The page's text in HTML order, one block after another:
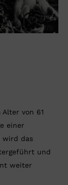
von 61
einer
wird das
und
weiter